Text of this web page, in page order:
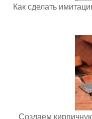
Как сделать
Создаем